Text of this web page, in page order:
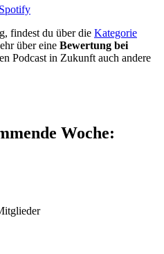
findest du über die Kategorie
über eine Bewertung bei
Podcast in Zukunft auch andere
Woche: